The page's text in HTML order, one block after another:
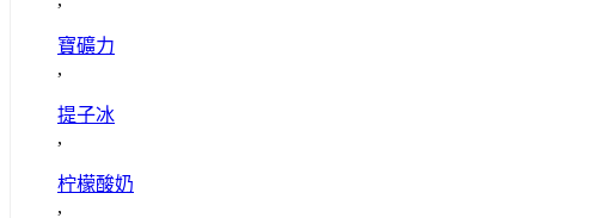
寶礦力
,
提子冰
,
柠檬酸奶
,